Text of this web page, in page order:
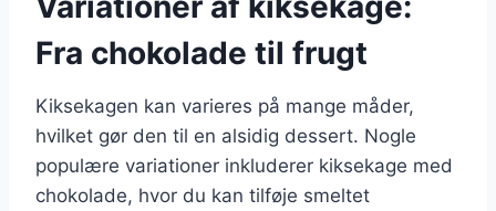
Fra chokolade til frugt
Kiksekagen kan varieres på mange måder,
hvilket gør den til en alsidig dessert. Nogle
populære variationer inkluderer kiksekage med
chokolade, hvor du kan tilføje smeltet